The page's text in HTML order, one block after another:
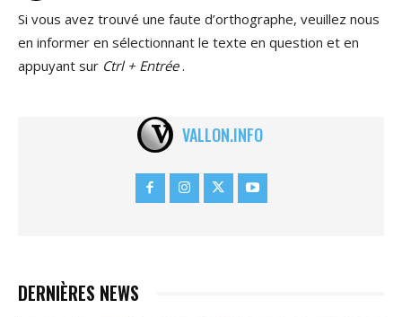
Si vous avez trouvé une faute d’orthographe, veuillez nous
en informer en sélectionnant le texte en question et en
appuyant sur Ctrl + Entrée.
VALLON.INFO
DERNIÈRES NEWS